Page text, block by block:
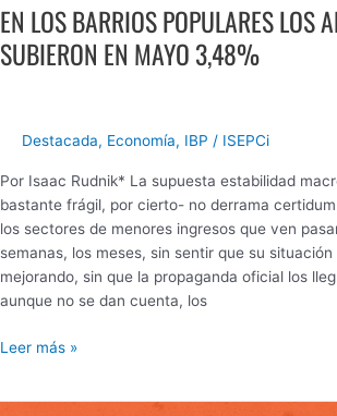
EN LOS BARRIOS POPULARES LOS
SUBIERON EN MAYO 3,48%
Destacada, Economía, IBP / ISEPCi
Por Isaac Rudnik* La supuesta estabilidad
bastante frágil, por cierto- no derrama
los sectores de menores ingresos que ven
semanas, los meses, sin sentir que su
mejorando, sin que la propaganda oficial los
aunque no se dan cuenta, los
Leer más »